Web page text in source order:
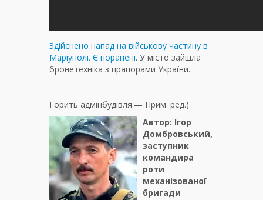
Здійснено напад на військову частину в
Маріуполі. Є поранені. У місто зайшла
бронетехніка з прапорами України.
Горить адмінбудівля.— Прим. ред.)
Автор: Ігор
Домбровський,
заступник
командира
роти
механізованої
бригади